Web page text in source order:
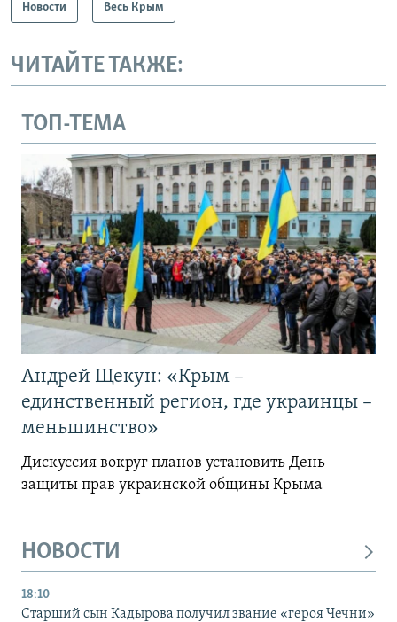
Новости Весь Крым
ЧИТАЙТЕ ТАКЖЕ:
ТОП-ТЕМА
Андрей Щекун: «Крым –
единственный регион, где украинцы –
меньшинство»
Дискуссия вокруг планов установить День
защиты прав украинской общины Крыма
НОВОСТИ
18:10
Старший сын Кадырова получил звание «героя Чечни»